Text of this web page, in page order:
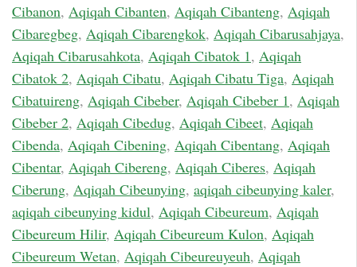
Cibanon, Aqiqah Cibanten, Aqiqah Cibanteng, Aqiqah
Cibaregbeg, Aqiqah Cibarengkok, Aqiqah Cibarusahjaya,
Aqiqah Cibarusahkota, Aqiqah Cibatok 1, Aqiqah
Cibatok 2, Aqiqah Cibatu, Aqiqah Cibatu Tiga, Aqiqah
Cibatuireng, Aqiqah Cibeber, Aqiqah Cibeber 1, Aqiqah
Cibeber 2, Aqiqah Cibedug, Aqiqah Cibeet, Aqiqah
Cibenda, Aqiqah Cibening, Aqiqah Cibentang, Aqiqah
Cibentar, Aqiqah Cibereng, Aqiqah Ciberes, Aqiqah
Ciberung, Aqiqah Cibeunying, aqiqah cibeunying kaler,
aqiqah cibeunying kidul, Aqiqah Cibeureum, Aqiqah
Cibeureum Hilir, Aqiqah Cibeureum Kulon, Aqiqah
Cibeureum Wetan, Aqiqah Cibeureuyeuh, Aqiqah